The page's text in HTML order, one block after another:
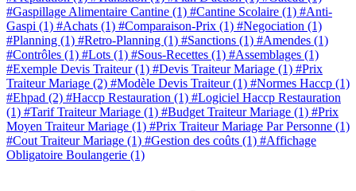
#Gaspillage Alimentaire Cantine (1) #Cantine Scolaire (1) #Anti-
Gaspi (1) #Achats (1) #Comparaison-Prix (1) #Negociation (1)
#Planning (1) #Retro-Planning (1) #Sanctions (1) #Amendes (1)
#Contrôles (1) #Lots (1) #Sous-Recettes (1) #Assemblages (1)
#Exemple Devis Traiteur(1) #Devis Traiteur Mariage (1) #Prix
Traiteur Mariage (2) #Modèle Devis Traiteur(1) #Normes Haccp (1)
#Ehpad (2) #Haccp Restauration (1) #Logiciel Haccp Restauration
(1) #Tarif Traiteur Mariage (1) #Budget Traiteur Mariage (1) #Prix
Moyen Traiteur Mariage (1) #Prix Traiteur Mariage Par Personne (1)
#Cout Traiteur Mariage (1) #Gestion des coûts (1) #Affichage
Obligatoire Boulangerie (1)